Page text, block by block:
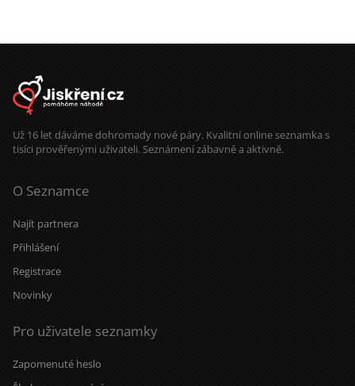
Už 16 let dáváme dohromady nové páry. Kvalitní online seznamka s
tisíci prověřenými uživateli. Seznámení zábavně a aktivně.
O Seznamce
Najít partnera
Přihlášení
Registrace
Novinky
Pro uživatele seznamky
Zapomenuté heslo